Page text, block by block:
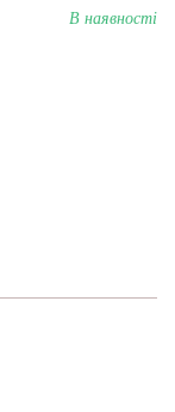
В наявності